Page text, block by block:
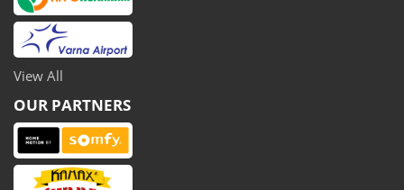
View All
OUR PARTNERS